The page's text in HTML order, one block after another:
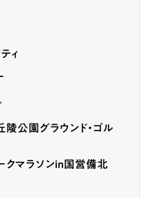
ィ
公園グラウンド・ゴル
クマラソンin国営備北